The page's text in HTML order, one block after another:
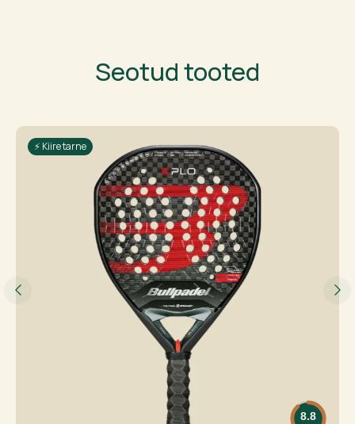
Seotud tooted
8.8
⚡ Kiire tarne